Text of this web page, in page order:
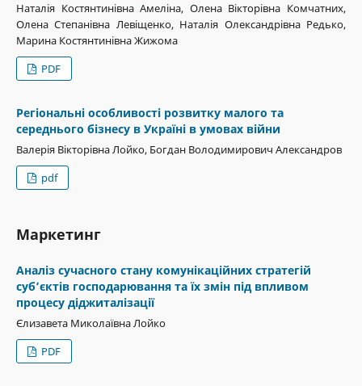
Наталія Костянтинівна Амеліна, Олена Вікторівна Комчатних,
Олена Степанівна Левіщенко, Наталія Олександрівна Редько,
Марина Костянтинівна Жижома
PDF
Регіональні особливості розвитку малого та
середнього бізнесу в Україні в умовах війни
Валерія Вікторівна Лойко, Богдан Володимирович Александров
pdf
Маркетинг
Аналіз сучасного стану комунікаційних стратегій
суб’єктів господарювання та їх змін під впливом
процесу діджиталізації
Єлизавета Миколаївна Лойко
PDF